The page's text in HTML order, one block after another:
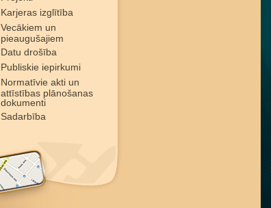
Karjeras izglītība
Vecākiem un
pieaugušajiem
Datu drošība
Publiskie iepirkumi
Normatīvie akti un
attīstības plānošanas
dokumenti
Sadarbība